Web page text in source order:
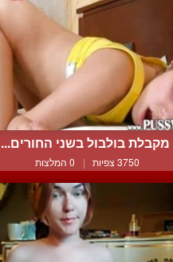
מקבלת בולבול בשני החורים...
3750 צפיות | 0 המלצות